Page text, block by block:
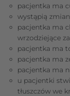
pacjentka ma
wystąpią
pacjentka ma
wrzodziejące
pacjentka ma
pacjentka ma
pacjentka ma
u pacjentki
tłuszczów we